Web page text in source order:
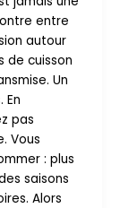
entre
autour
de cuisson
Un
En
pas
Vous
: plus
saisons
Alors